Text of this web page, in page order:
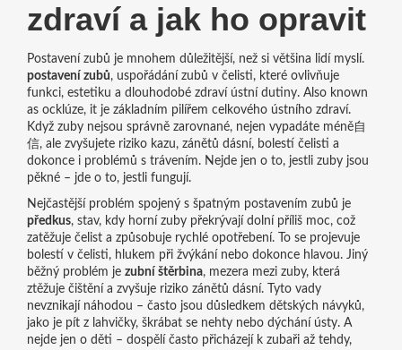
zdraví a jak ho opravit
Postavení zubů je mnohem důležitější, než si většina lidí myslí.
postavení zubů, uspořádání zubů v čelisti, které ovlivňuje
funkci, estetiku a dlouhodobé zdraví ústní dutiny. Also known
as ocklúze, it je základním pilířem celkového ústního zdraví.
Když zuby nejsou správně zarovnané, nejen vypadáte méně自
信, ale zvyšujete riziko kazu, zánětů dásní, bolestí čelisti a
dokonce i problémů s trávením. Nejde jen o to, jestli zuby jsou
pěkné – jde o to, jestli fungují.
Nejčastější problém spojený s špatným postavením zubů je
předkus, stav, kdy horní zuby překrývají dolní příliš moc, což
zatěžuje čelist a způsobuje rychlé opotřebení.To se projevuje
bolestí v čelisti, hlukem při žvýkání nebo dokonce hlavou. Jiný
běžný problém je zubní štěrbina, mezera mezi zuby, která
ztěžuje čištění a zvyšuje riziko zánětů dásní.Tyto vady
nevznikají náhodou – často jsou důsledkem dětských návyků,
jako je pít z lahvičky, škrábat se nehty nebo dýchání ústy. A
nejde jen o děti – dospělí často přicházejí k zubaři až tehdy,